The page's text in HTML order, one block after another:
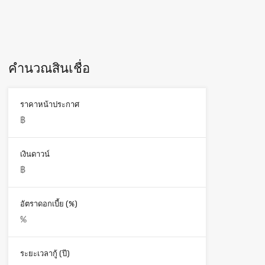
คำนวณสินเชื่อ
ราคาหน้าประกาศ
เงินดาวน์
อัตราดอกเบี้ย (%)
ระยะเวลากู้ (ปี)